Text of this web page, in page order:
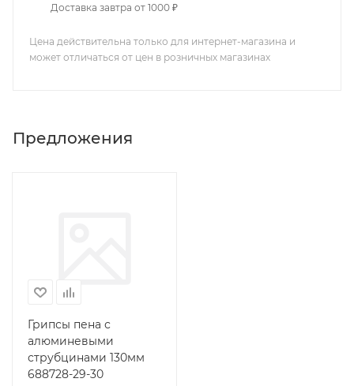
Доставка завтра от 1000 ₽
Цена действительна только для интернет-магазина и
может отличаться от цен в розничных магазинах
Предложения
Грипсы пена с
алюминевыми
струбцинами 130мм
688728-29-30